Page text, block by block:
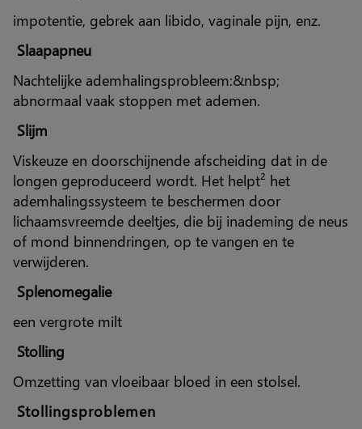
impotentie, gebrek aan libido, vaginale pijn, enz.
Slaapapneu
Nachtelijke ademhalingsprobleem:&nbsp;
abnormaal vaak stoppen met ademen.
Slijm
Viskeuze en doorschijnende afscheiding dat in de
longen geproduceerd wordt. Het helpt² het
ademhalingssysteem te beschermen door
lichaamsvreemde deeltjes, die bij inademing de neus
of mond binnendringen, op te vangen en te
verwijderen.
Splenomegalie
een vergrote milt
Stolling
Omzetting van vloeibaar bloed in een stolsel.
Stollingsproblemen